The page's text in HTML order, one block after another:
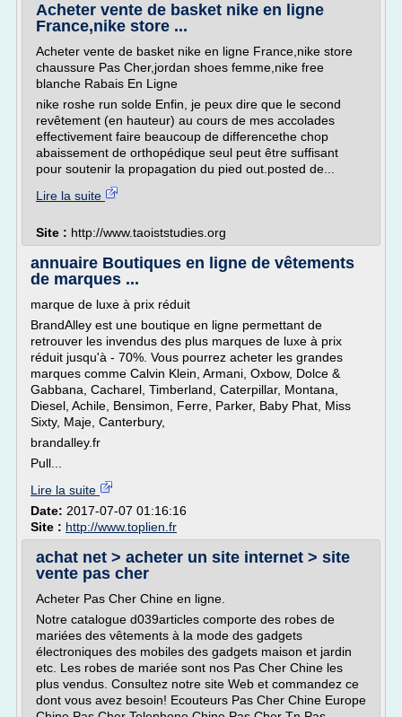
Acheter vente de basket nike en ligne
France,nike store ...
Acheter vente de basket nike en ligne France,nike store
chaussure Pas Cher,jordan shoes femme,nike free
blanche Rabais En Ligne
nike roshe run solde Enfin, je peux dire que le second
revêtement (en hauteur) au cours de mes accolades
effectivement faire beaucoup de differencethe chop
abaissement de orthopédique seul peut être suffisant
pour soutenir la propagation du pied out.posted de...
Lire la suite
Site : http://www.taoiststudies.org
annuaire Boutiques en ligne de vêtements
de marques ...
marque de luxe à prix réduit
BrandAlley est une boutique en ligne permettant de
retrouver les invendus des plus marques de luxe à prix
réduit jusqu'à - 70%. Vous pourrez acheter les grandes
marques comme Calvin Klein, Armani, Oxbow, Dolce &
Gabbana, Cacharel, Timberland, Caterpillar, Montana,
Diesel, Achile, Bensimon, Ferre, Parker, Baby Phat, Miss
Sixty, Maje, Canterbury,
brandalley.fr
Pull...
Lire la suite
Date: 2017-07-07 01:16:16
Site : http://www.toplien.fr
achat net > acheter un site internet > site
vente pas cher
Acheter Pas Cher Chine en ligne.
Notre catalogue d039articles comporte des robes de
mariées des vêtements à la mode des gadgets
électroniques des mobiles des gadgets maison et jardin
etc. Les robes de mariée sont nos Pas Cher Chine les
plus vendus. Consultez notre site Web et commandez ce
dont vous avez besoin! Ecouteurs Pas Cher Chine Europe